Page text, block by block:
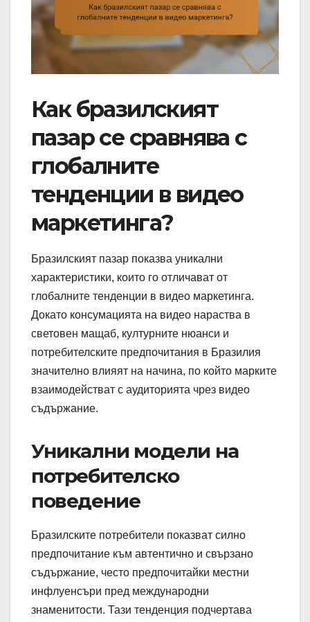
Как бразилският
пазар се сравнява с
глобалните
тенденции в видео
маркетинга?
Бразилският пазар показва уникални
характеристики, които го отличават от
глобалните тенденции в видео маркетинга.
Докато консумацията на видео нараства в
световен мащаб, културните нюанси и
потребителските предпочитания в Бразилия
значително влияят на начина, по който марките
взаимодействат с аудиторията чрез видео
съдържание.
Уникални модели на
потребителско
поведение
Бразилските потребители показват силно
предпочитание към автентично и свързано
съдържание, често предпочитайки местни
инфлуенсъри пред международни
знаменитости. Тази тенденция подчертава